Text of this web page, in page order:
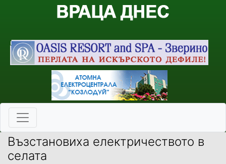
Възстановиха електричеството в
селата